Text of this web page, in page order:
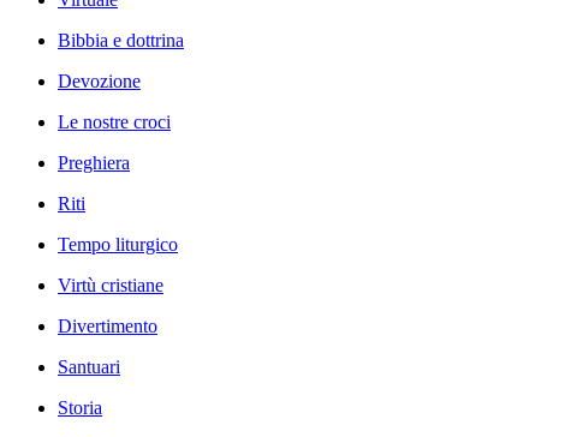
Bibbia e dottrina
Devozione
Le nostre croci
Preghiera
Riti
Tempo liturgico
Virtù cristiane
Divertimento
Santuari
Storia